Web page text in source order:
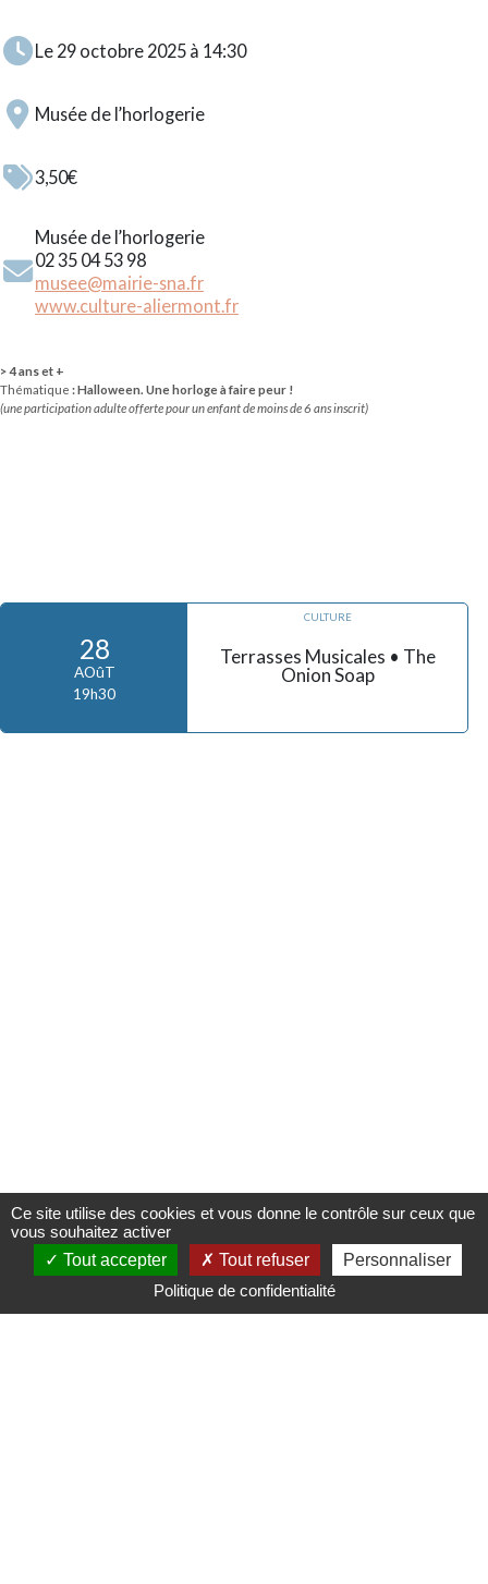
Le 29 octobre 2025 à 14:30
Musée de l’horlogerie
3,50€
Musée de l’horlogerie
02 35 04 53 98
musee@mairie-sna.fr
www.culture-aliermont.fr
> 4 ans et +
Thématique : Halloween. Une horloge à faire peur !
(une participation adulte offerte pour un enfant de moins de 6 ans inscrit)
28
AOûT
19h30
CULTURE
Terrasses Musicales • The
Onion Soap
Ce site utilise des cookies et vous donne le contrôle sur ceux que
vous souhaitez activer
Tout accepter
Tout refuser
Personnaliser
Politique de confidentialité